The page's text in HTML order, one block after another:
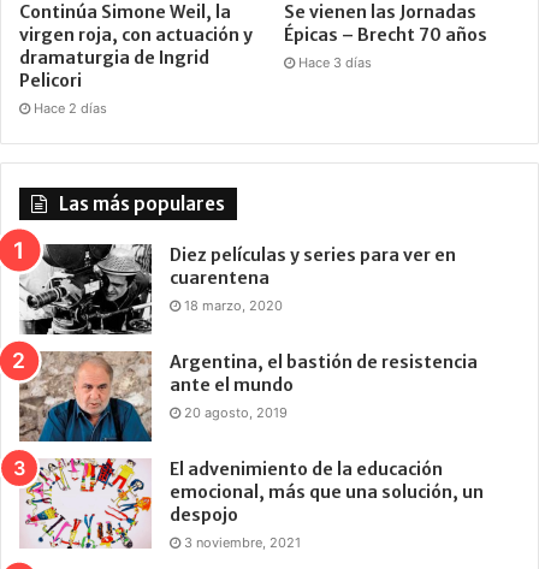
Continúa Simone Weil, la
virgen roja, con actuación y
dramaturgia de Ingrid
Pelicori
Hace 2 días
Se vienen las Jornadas
Épicas – Brecht 70 años
Hace 3 días
Las más populares
Diez películas y series para ver en
cuarentena
18 marzo, 2020
Argentina, el bastión de resistencia
ante el mundo
20 agosto, 2019
El advenimiento de la educación
emocional, más que una solución, un
despojo
3 noviembre, 2021